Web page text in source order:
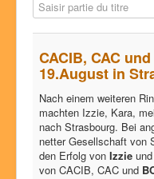
succès Dog Show
nos chiens
photos
histoire
glossaire
CACIB, CAC
19.August in
Nach einem weiteren
machten Izzie, Kara,
nach Strasbourg. Bei
netter Gesellschaft von
den Erfolg von Izzie
von CACIB, CAC und